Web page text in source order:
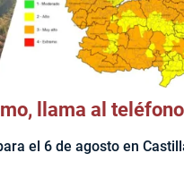
llama al
el 6 de agosto en